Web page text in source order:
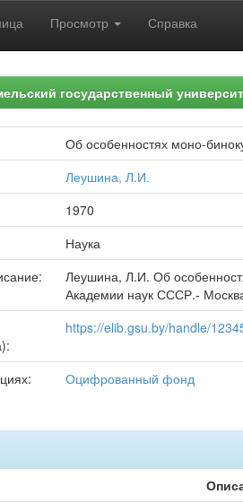
Просмотр Справка
государственный
Об особенностях моно-
Леушина, Л.И.
1970
Наука
Леушина, Л.И. Об
Академии наук СССР.-
https://elib.gsu.by/handle/
Оцифрованный фонд